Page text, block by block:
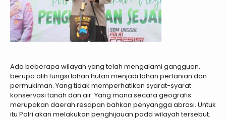
Ada beberapa wilayah yang telah mengalami gangguan,
berupa alih fungsi lahan hutan menjadi lahan pertanian dan
permukiman. Yang tidak memperhatikan syarat-syarat
konservasi tanah dan air. Yang mana secara geografis
merupakan daerah resapan bahkan penyangga abrasi. Untuk
itu Polri akan melakukan penghijauan pada wilayah tersebut.